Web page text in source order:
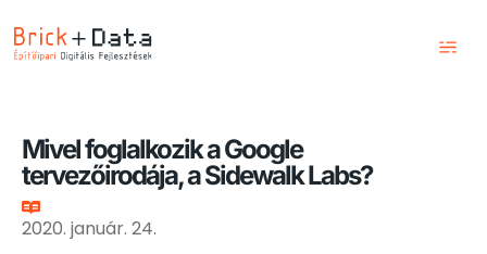
Szolgáltatások
Képzések
Blog
Mivel foglalkozik a Google
tervezőirodája, a Sidewalk Labs?
2020. január. 24.